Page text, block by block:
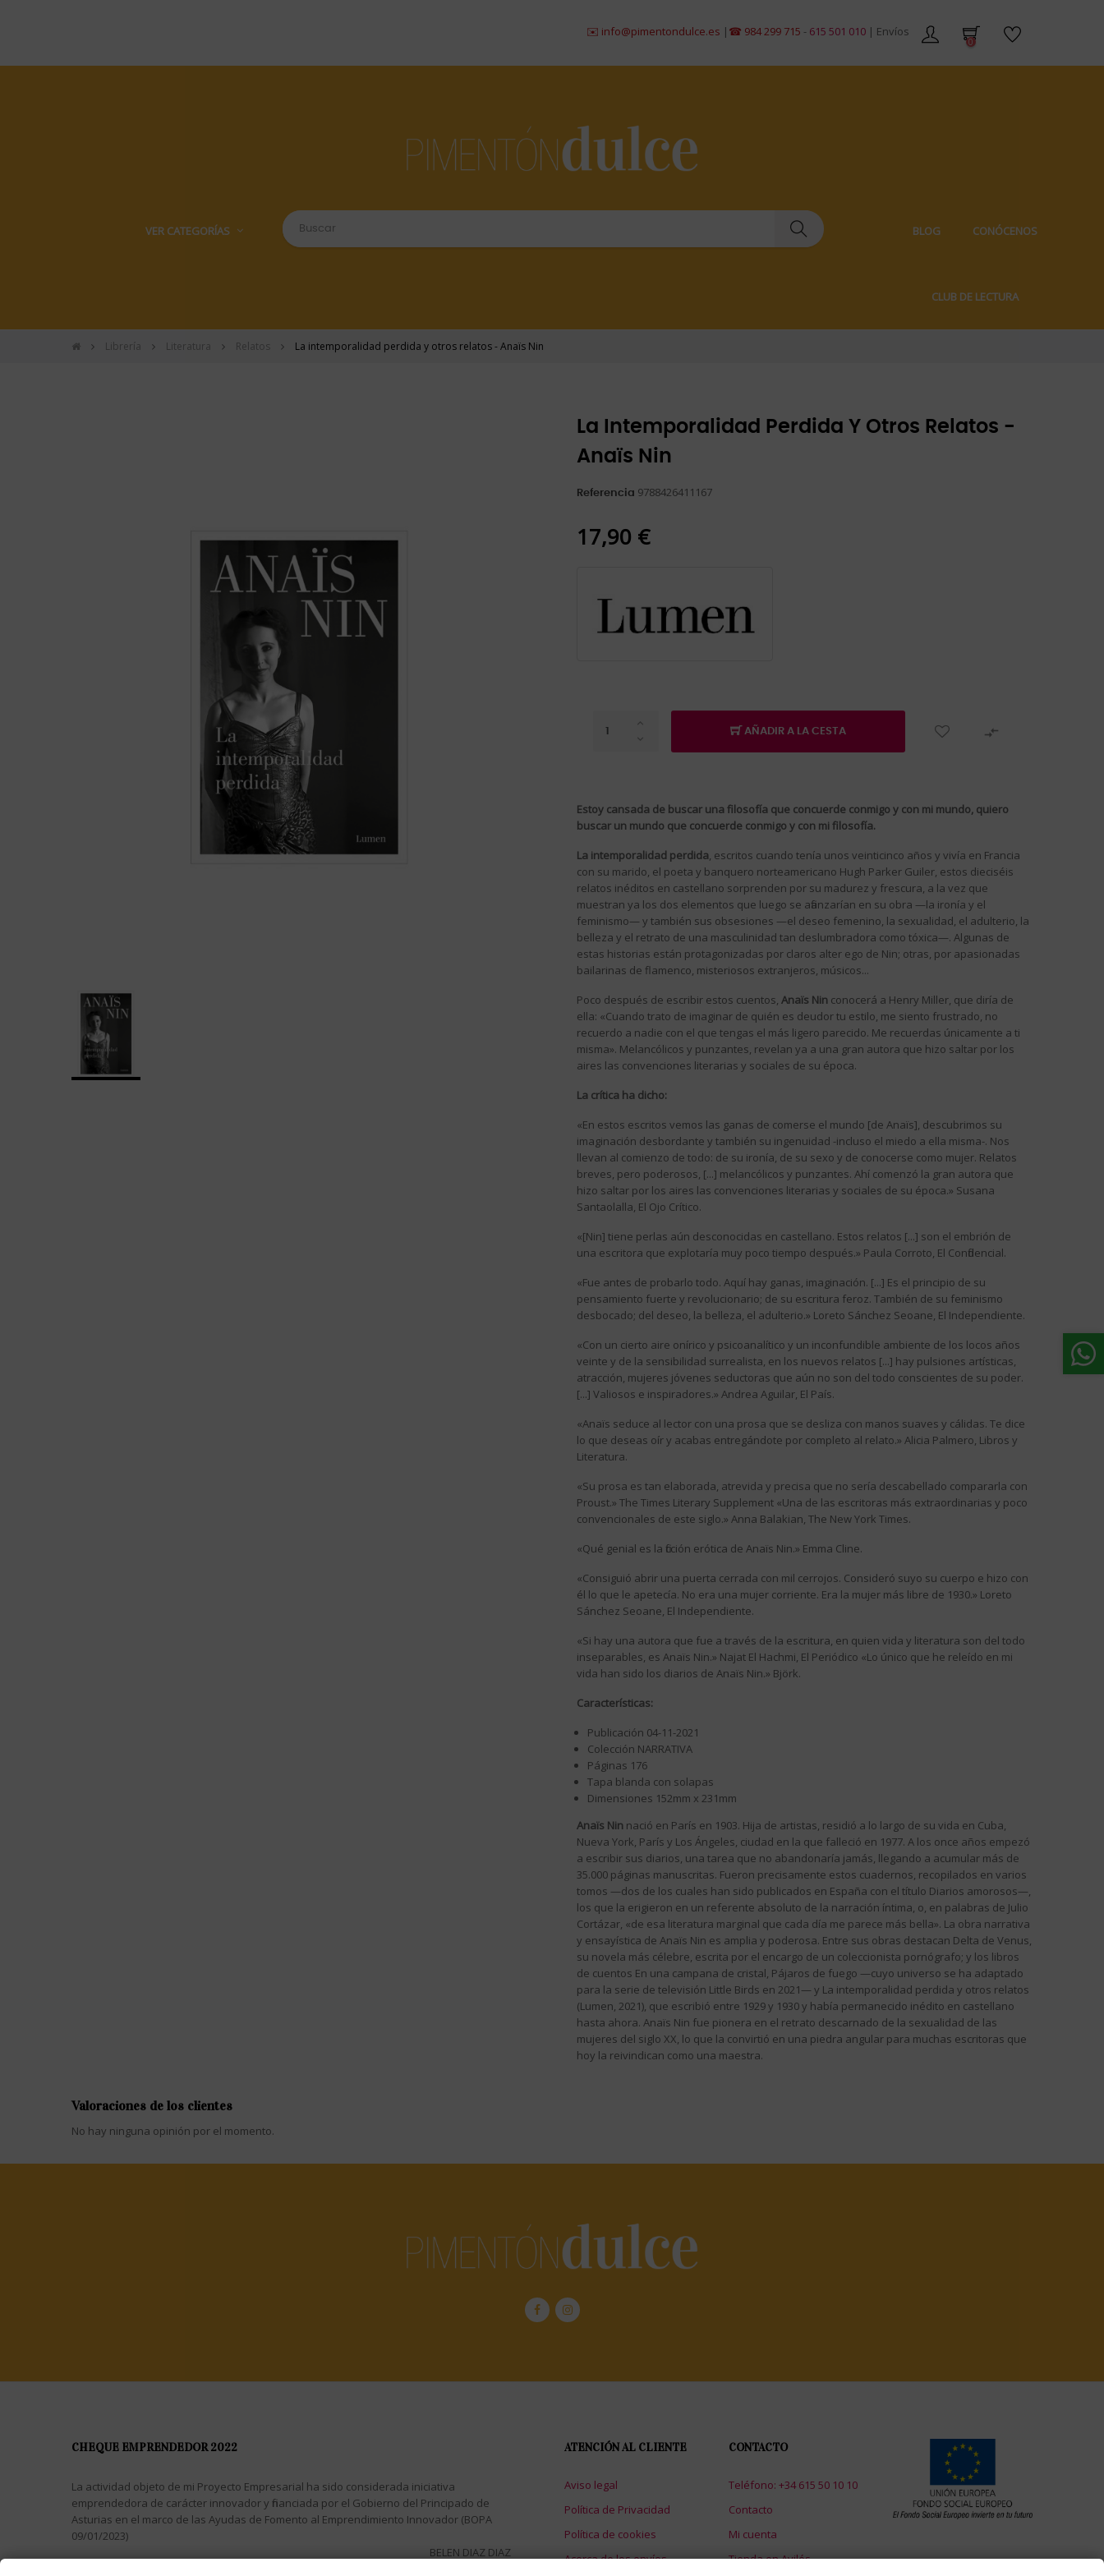
✉️ info@pimentondulce.es |☎ 984 299 715- 615 501 010| Envíos gratis en pedidos de +59€ | Envíos 100%
0
VER CATEGORÍAS BLOG CONÓCENOS
CLUB DE LECTURA
Librería Literatura Relatos La intemporalidad perdida y otros relatos - Anaïs Nin
La Intemporalidad Perdida Y Otros Relatos -
Anaïs Nin
Referencia 9788426411167
17,90 €
AÑADIR A LA CESTA 
Estoy cansada de buscar una filosofía que concuerde conmigo y con mi mundo, quiero
buscar un mundo que concuerde conmigo y con mi filosofía.
La intemporalidad perdida, escritos cuando tenía unos veinticinco años y vivía en Francia
con su marido, el poeta y banquero norteamericano Hugh Parker Guiler, estos dieciséis
relatos inéditos en castellano sorprenden por su madurez y frescura, a la vez que
muestran ya los dos elementos que luego se afianzarían en su obra —la ironía y el
feminismo— y también sus obsesiones —el deseo femenino, la sexualidad, el adulterio, la
belleza y el retrato de una masculinidad tan deslumbradora como tóxica—. Algunas de
estas historias están protagonizadas por claros alter ego de Nin; otras, por apasionadas
bailarinas de flamenco, misteriosos extranjeros, músicos...
Poco después de escribir estos cuentos, Anaïs Nin conocerá a Henry Miller, que diría de
ella: «Cuando trato de imaginar de quién es deudor tu estilo, me siento frustrado, no
recuerdo a nadie con el que tengas el más ligero parecido. Me recuerdas únicamente a ti
misma». Melancólicos y punzantes, revelan ya a una gran autora que hizo saltar por los
aires las convenciones literarias y sociales de su época.
La crítica ha dicho:
«En estos escritos vemos las ganas de comerse el mundo [de Anaïs], descubrimos su
imaginación desbordante y también su ingenuidad -incluso el miedo a ella misma-. Nos
llevan al comienzo de todo: de su ironía, de su sexo y de conocerse como mujer. Relatos
breves, pero poderosos, [...] melancólicos y punzantes. Ahí comenzó la gran autora que
hizo saltar por los aires las convenciones literarias y sociales de su época.» Susana
Santaolalla, El Ojo Crítico.
«[Nin] tiene perlas aún desconocidas en castellano. Estos relatos [...] son el embrión de
una escritora que explotaría muy poco tiempo después.» Paula Corroto, El Confidencial.
«Fue antes de probarlo todo. Aquí hay ganas, imaginación. [...] Es el principio de su
pensamiento fuerte y revolucionario; de su escritura feroz. También de su feminismo
desbocado; del deseo, la belleza, el adulterio.» Loreto Sánchez Seoane, El Independiente.
«Con un cierto aire onírico y psicoanalítico y un inconfundible ambiente de los locos años
veinte y de la sensibilidad surrealista, en los nuevos relatos [...] hay pulsiones artísticas,
atracción, mujeres jóvenes seductoras que aún no son del todo conscientes de su poder.
[...] Valiosos e inspiradores.» Andrea Aguilar, El País.
«Anaïs seduce al lector con una prosa que se desliza con manos suaves y cálidas. Te dice
lo que deseas oír y acabas entregándote por completo al relato.» Alicia Palmero, Libros y
Literatura.
«Su prosa es tan elaborada, atrevida y precisa que no sería descabellado compararla con
Proust.» The Times Literary Supplement «Una de las escritoras más extraordinarias y poco
convencionales de este siglo.» Anna Balakian, The New York Times.
«Qué genial es la ficción erótica de Anaïs Nin.» Emma Cline.
«Consiguió abrir una puerta cerrada con mil cerrojos. Consideró suyo su cuerpo e hizo con
él lo que le apetecía. No era una mujer corriente. Era la mujer más libre de 1930.» Loreto
Sánchez Seoane, El Independiente.
«Si hay una autora que fue a través de la escritura, en quien vida y literatura son del todo
inseparables, es Anaïs Nin.» Najat El Hachmi, El Periódico «Lo único que he releído en mi
vida han sido los diarios de Anaïs Nin.» Björk.
Características:
Publicación 04-11-2021
Colección NARRATIVA
Páginas 176
Tapa blanda con solapas
Dimensiones 152mm x 231mm
Anaïs Nin nació en París en 1903. Hija de artistas, residió a lo largo de su vida en Cuba,
Nueva York, París y Los Ángeles, ciudad en la que falleció en 1977. A los once años empezó
a escribir sus diarios, una tarea que no abandonaría jamás, llegando a acumular más de
35.000 páginas manuscritas. Fueron precisamente estos cuadernos, recopilados en varios
tomos —dos de los cuales han sido publicados en España con el título Diarios amorosos—,
los que la erigieron en un referente absoluto de la narración íntima, o, en palabras de Julio
Cortázar, «de esa literatura marginal que cada día me parece más bella». La obra narrativa
y ensayística de Anaïs Nin es amplia y poderosa. Entre sus obras destacan Delta de Venus,
su novela más célebre, escrita por el encargo de un coleccionista pornógrafo; y los libros
de cuentos En una campana de cristal, Pájaros de fuego —cuyo universo se ha adaptado
para la serie de televisión Little Birds en 2021— y La intemporalidad perdida y otros relatos
(Lumen, 2021), que escribió entre 1929 y 1930 y había permanecido inédito en castellano
hasta ahora. Anaïs Nin fue pionera en el retrato descarnado de la sexualidad de las
mujeres del siglo XX, lo que la convirtió en una piedra angular para muchas escritoras que
hoy la reivindican como una maestra.
Valoraciones de los clientes
No hay ninguna opinión por el momento.
CHEQUE EMPRENDEDOR 2022
La actividad objeto de mi Proyecto Empresarial ha sido considerada iniciativa
emprendedora de carácter innovador y financiada por el Gobierno del Principado de
Asturias en el marco de las Ayudas de Fomento al Emprendimiento Innovador (BOPA
09/01/2023)
BELEN DIAZ DIAZ
ATENCIÓN AL CLIENTE
Aviso legal
Política de Privacidad
Política de cookies
Acerca de los envíos
CONTACTO
Teléfono: +34 615 50 10 10
Contacto
Mi cuenta
Tienda en Avilés